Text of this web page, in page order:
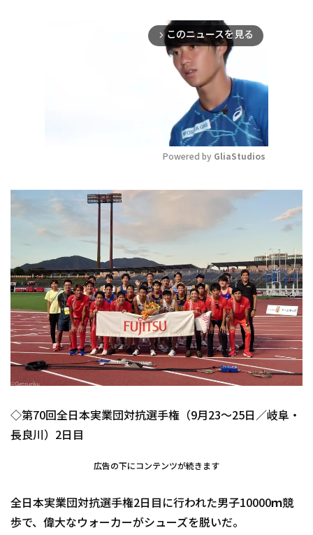
arrow_forward_ios このニュースを見る
Powered by GliaStudios
◇第70回全日本実業団対抗選手権（9月23～25日／岐阜・
長良川）2日目
広告の下にコンテンツが続きます
全日本実業団対抗選手権2日目に行われた男子10000ｍ競
歩で、偉大なウォーカーがシューズを脱いだ。